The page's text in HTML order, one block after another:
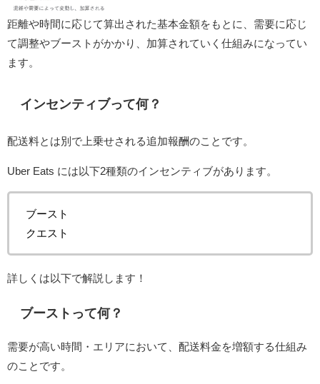
距離や時間に応じて算出された基本金額をもとに、需要に応じ
て調整やブーストがかかり、加算されていく仕組みになってい
ます。
インセンティブって何？
配送料とは別で上乗せされる追加報酬のことです。
Uber Eats には以下2種類のインセンティブがあります。
ブースト
クエスト
詳しくは以下で解説します！
ブーストって何？
需要が高い時間・エリアにおいて、配送料金を増額する仕組み
のことです。